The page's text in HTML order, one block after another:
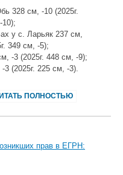
328 см, -10 (2025г.
у с. Ларьяк 237 см,
349 см, -5);
-3 (2025г. 448 см, -9);
3 (2025г. 225 см, -3).
ПОЛНОСТЬЮ
прав в ЕГРН: